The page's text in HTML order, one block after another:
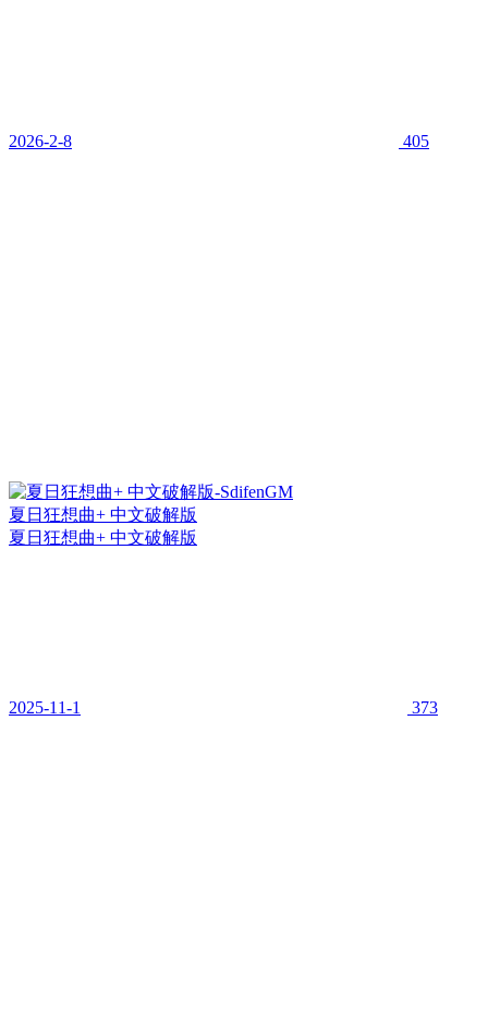
2026-2-8 405
夏日狂想曲+ 中文破解版
夏日狂想曲+ 中文破解版
2025-11-1 373